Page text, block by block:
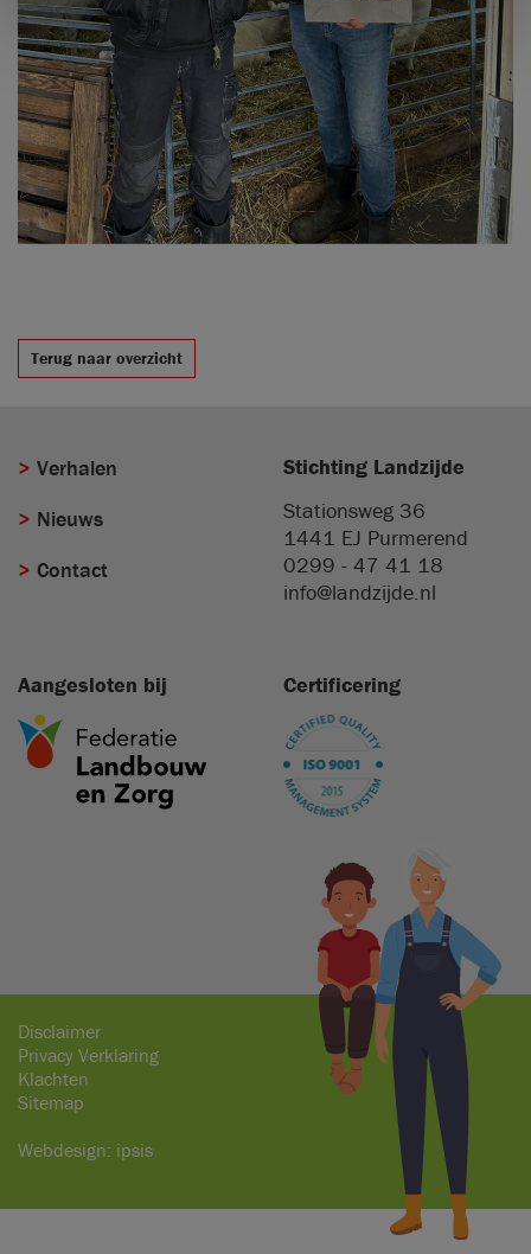
Terug naar overzicht
Verhalen
Nieuws
Contact
Stichting Landzijde
Stationsweg 36
1441 EJ Purmerend
0299 - 47 41 18
info@landzijde.nl
Aangesloten bij Certificering
Disclaimer
Privacy Verklaring
Klachten
Sitemap
Webdesign: ipsis